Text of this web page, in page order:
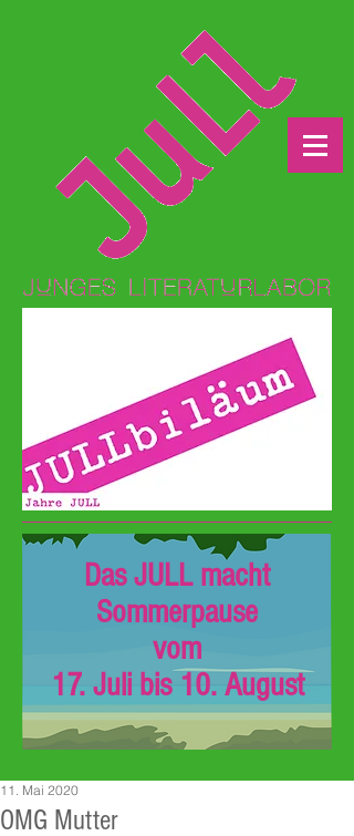
Das JULL macht
Sommerpause
vom
17. Juli bis 10. August
OMG Mutter
11. Mai 2020